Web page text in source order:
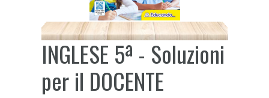
INGLESE 5ª - Soluzioni
per il DOCENTE